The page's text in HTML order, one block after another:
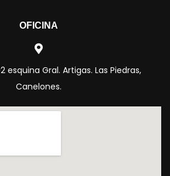
OFICINA
esquina Gral. Artigas. Las Piedras,
Canelones.